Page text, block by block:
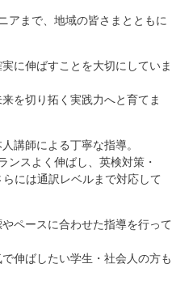
アまで、地域の皆さまとともに
に伸ばすことを大切にしていま
を切り拓く実践力へと育てま
講師による丁寧な指導。
ンスよく伸ばし、英検対策・
には通訳レベルまで対応して
ペースに合わせた指導を行って
伸ばしたい学生・社会人の方も